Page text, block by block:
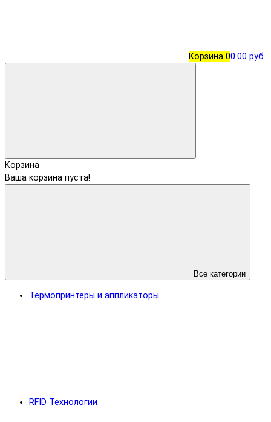
Корзина 00.00 руб.
Корзина
Ваша корзина пуста!
Все категории
Термопринтеры и аппликаторы
RFID Технологии